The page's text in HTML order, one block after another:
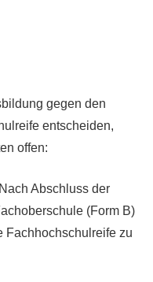
gegen den
entscheiden,
offen:
Nach Abschluss der
(Form B)
Fachhochschulreife zu